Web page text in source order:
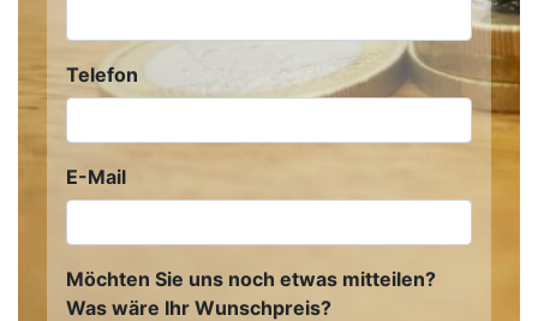
Telefon
E-Mail
Möchten Sie uns noch etwas mitteilen?
Was wäre Ihr Wunschpreis?